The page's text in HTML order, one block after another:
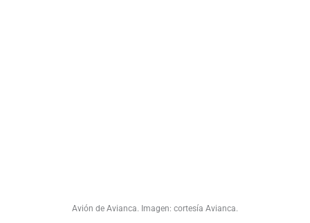
Avión de Avianca. Imagen: cortesía Avianca.